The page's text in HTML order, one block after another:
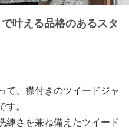
叶える品格のあるスタ
て、襟付きのツイードジャ
。
練さを兼ね備えたツイード